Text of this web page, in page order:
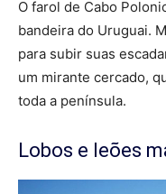
O farol de Cabo
bandeira do Uruguai.
para subir suas
um mirante cercado,
toda a península.
Lobos e leões